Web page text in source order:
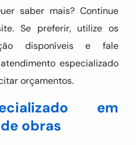
saber mais? Continue
Se preferir, utilize os
disponíveis e fale
especializado
orçamentos.
em
obras